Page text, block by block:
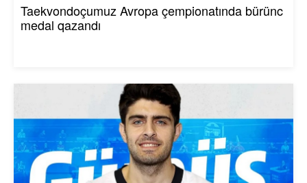
Taekvondoçumuz Avropa çempionatında bürünc
medal qazandı